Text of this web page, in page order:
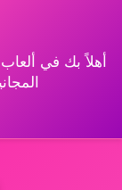
أهلاً بك في